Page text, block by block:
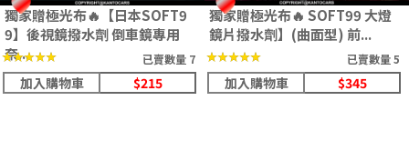
獨家贈極光布🔥【日本SOFT9
9】後視鏡撥水劑 倒車鏡專用
奈...
★★★★★
★★★★★ 已賣數量 7
加入購物車 $215
獨家贈極光布🔥 SOFT99 大燈
鏡片撥水劑】(曲面型) 前...
★★★★★
★★★★★ 已賣數量 5
加入購物車 $345